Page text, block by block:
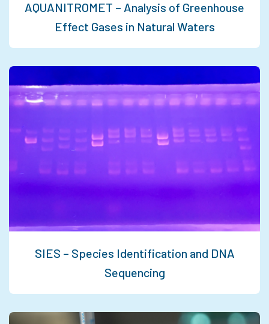
AQUANITROMET – Analysis of Greenhouse
Effect Gases in Natural Waters
SIES – Species Identification and DNA
Sequencing